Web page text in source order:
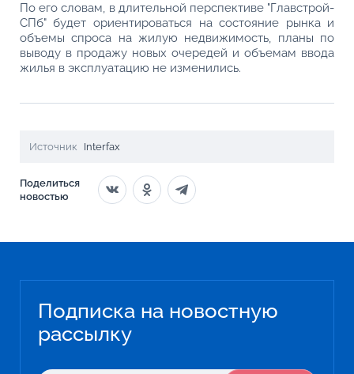
По его словам, в длительной перспективе "Главстрой-
СПб" будет ориентироваться на состояние рынка и
объемы спроса на жилую недвижимость, планы по
выводу в продажу новых очередей и объемам ввода
жилья в эксплуатацию не изменились.
Источник Interfax
Поделиться
новостью
Подписка на новостную
рассылку